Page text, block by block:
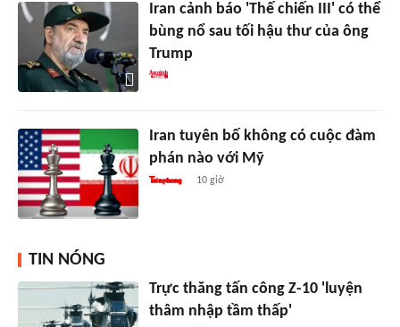
Iran cảnh báo 'Thế chiến III' có thể
bùng nổ sau tối hậu thư của ông
Trump
Iran tuyên bố không có cuộc đàm
phán nào với Mỹ
10 giờ
TIN NÓNG
Trực thăng tấn công Z-10 'luyện
thâm nhập tầm thấp'